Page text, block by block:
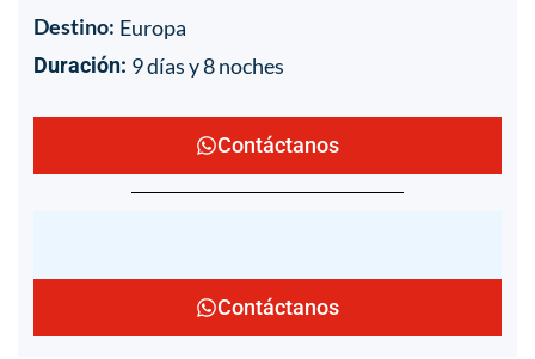
Destino: Europa
Duración: 9 días y 8 noches
Contáctanos
Contáctanos